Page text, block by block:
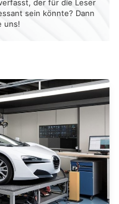
der für die Leser
sein könnte? Dann
uns!